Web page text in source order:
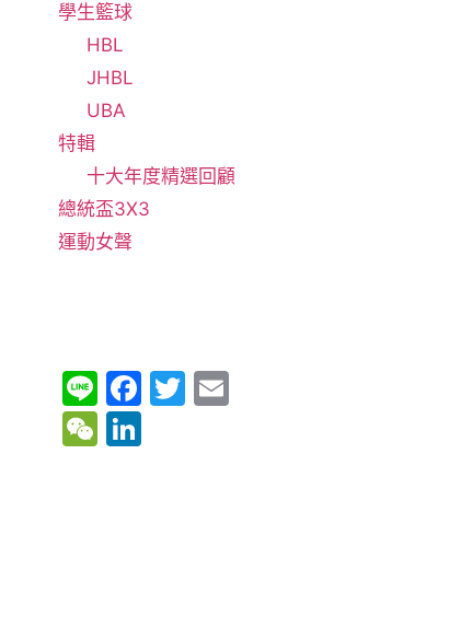
學生籃球
HBL
JHBL
UBA
特輯
十大年度精選回顧
總統盃3X3
運動女聲
Li
n
e
F
T
W